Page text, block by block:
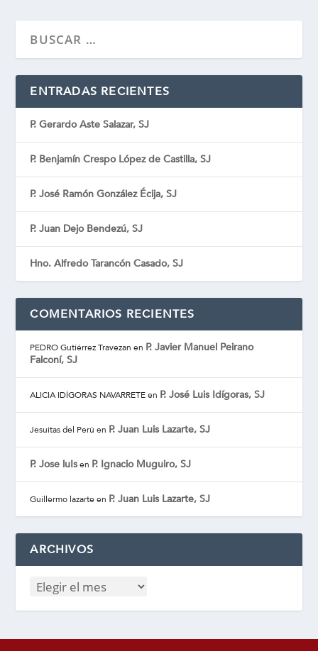
ENTRADAS RECIENTES
P. Gerardo Aste Salazar, SJ
P. Benjamín Crespo López de Castilla, SJ
P. José Ramón González Écija, SJ
P. Juan Dejo Bendezú, SJ
Hno. Alfredo Tarancón Casado, SJ
COMENTARIOS RECIENTES
PEDRO Gutiérrez Travezan en P. Javier Manuel Peirano
Falconí, SJ
ALICIA IDÍGORAS NAVARRETEen P. José Luis Idígoras, SJ
Jesuitas del Perú en P. Juan Luis Lazarte, SJ
P. Jose luIsen P. Ignacio Muguiro, SJ
Guillermo lazarte en P. Juan Luis Lazarte, SJ
ARCHIVOS